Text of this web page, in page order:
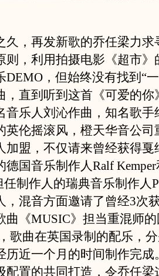
，再发新歌的乔任梁力求
则，利用拍摄电影《超市》
DEMO，但始终没有找到“
，直到听到这首《可爱的你
音乐人刘沁作曲，知名歌手
英伦摇滚风，橙天华音公司
加盟，不仅请来曾经获得戛
德国音乐制作人Ralf
任制作人的瑞典音乐制作人
，混音方面邀请了曾经3次
曲《MUSIC》担当重混师
歌曲在英国录制的配乐，
历近一个月的时间制作完成
配置的共同打造，令乔任梁